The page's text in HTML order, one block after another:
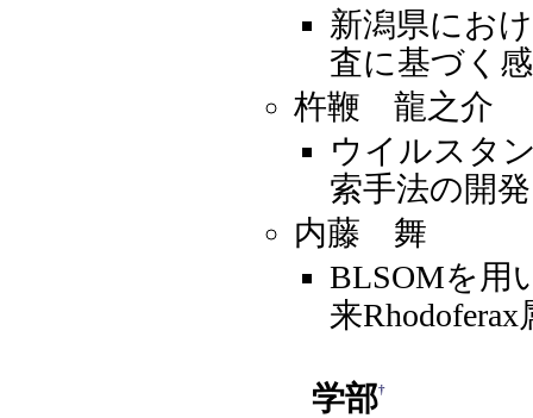
新潟県にお
査に基づく
杵鞭 龍之介
ウイルスタ
索手法の開発
内藤 舞
BLSOMを用
来
学部†